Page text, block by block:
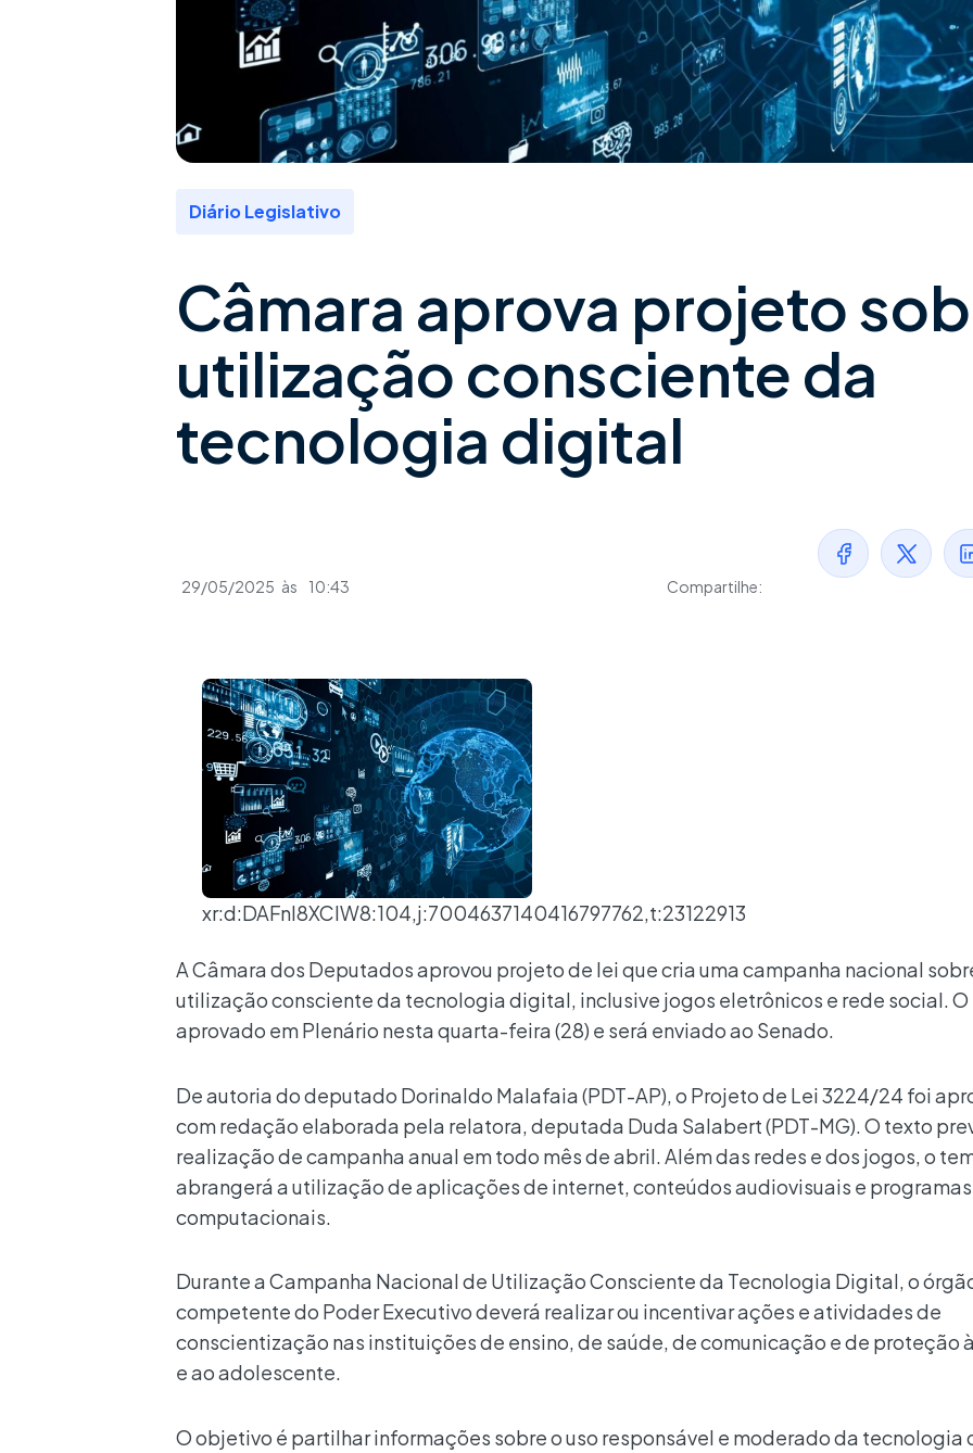
Diário Legislativo
Câmara aprova projeto
utilização consciente da
tecnologia digital
29/05/2025 às 10:43 Compartilhe:
xr:d:DAFnl8XClW8:104,j:7004637140416797762,t:23122913
A Câmara dos Deputados aprovou projeto de lei que cria uma campanha nacional
utilização consciente da tecnologia digital, inclusive jogos eletrônicos e rede social.
aprovado em Plenário nesta quarta-feira (28) e será enviado ao Senado.
De autoria do deputado Dorinaldo Malafaia (PDT-AP), o Projeto de Lei 3224/24 foi
com redação elaborada pela relatora, deputada Duda Salabert (PDT-MG). O texto
realização de campanha anual em todo mês de abril. Além das redes e dos jogos, o
abrangerá a utilização de aplicações de internet, conteúdos audiovisuais e programas
computacionais.
Durante a Campanha Nacional de Utilização Consciente da Tecnologia Digital, o
competente do Poder Executivo deverá realizar ou incentivar ações e atividades de
conscientização nas instituições de ensino, de saúde, de comunicação e de proteção
e ao adolescente.
O objetivo é partilhar informações sobre o uso responsável e moderado da tecnologia